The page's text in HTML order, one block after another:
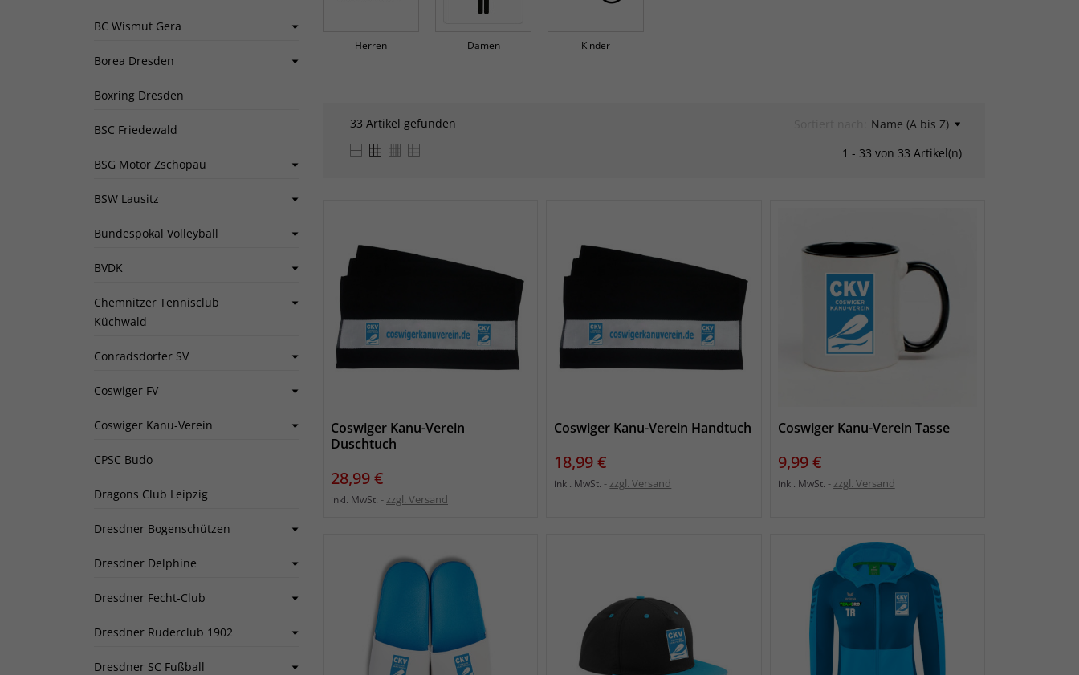
BC Wismut Gera
Borea Dresden
Boxring Dresden
BSC Friedewald
BSG Motor Zschopau
BSW Lausitz
Bundespokal Volleyball
BVDK
Chemnitzer Tennisclub
Küchwald
Conradsdorfer SV
Coswiger FV
Coswiger Kanu-Verein
CPSC Budo
Dragons Club Leipzig
Dresdner Bogenschützen
Dresdner Delphine
Dresdner Fecht-Club
Dresdner Ruderclub 1902
Dresdner SC Fußball
Herren Damen Kinder
33 Artikel gefunden
Name (A bis Z)
1 - 33 von 33 Artikel(n)
Coswiger Kanu-Verein
Duschtuch
Preis
28,99 €
inkl. MwSt. zzgl. Versand
Coswiger Kanu-Verein Handtuch
Preis
18,99 €
inkl. MwSt. zzgl. Versand
Coswiger Kanu-Verein Tasse
Preis
9,99 €
inkl. MwSt. zzgl. Versand